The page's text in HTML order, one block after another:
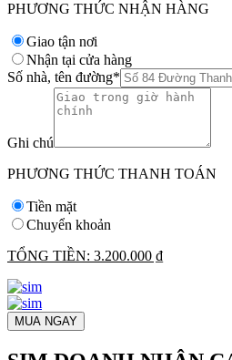
PHƯƠNG THỨC NHẬN HÀNG
Giao tận nơi
Nhận tại cửa hàng
Số nhà, tên đường*
Ghi chú
PHƯƠNG THỨC THANH TOÁN
Tiền mặt
Chuyển khoản
TỔNG TIỀN: 3.200.000 ₫
MUA NGAY